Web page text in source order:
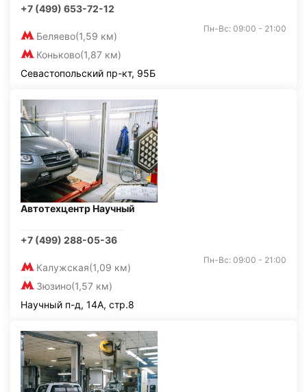
+7 (499) 653-72-12
Беляево(1,59 км)
Коньково(1,87 км)
Пн-Вс: 09:00 - 21:00
Севастопольский пр-кт, 95Б
Автотехцентр Научный
+7 (499) 288-05-36
Калужская(1,09 км)
Зюзино(1,57 км)
Пн-Вс: 09:00 - 21:00
Научный п-д, 14А, стр.8